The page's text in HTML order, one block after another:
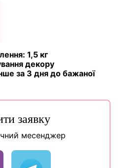
1,5 кг
декору
за 3 дня до бажаної
заявку
месенджер